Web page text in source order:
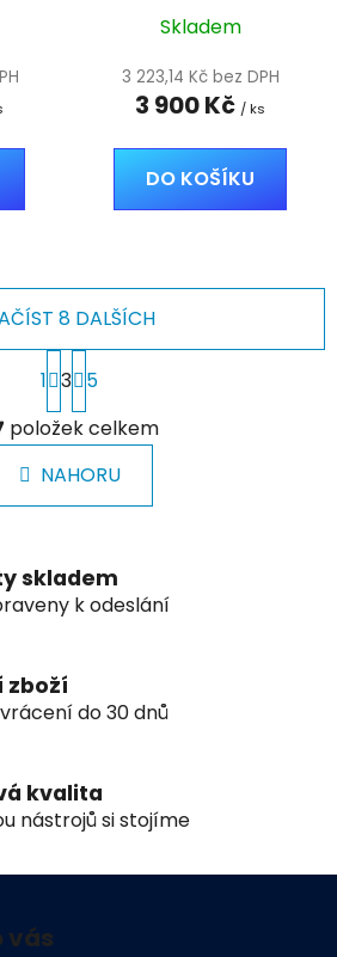
Skladem
3 223,14 Kč bez DPH
3 900 Kč / ks
DO KOŠÍKU
O
v
l
á
d
c
í
p
k
y
ý
p
i
u
8 DALŠÍCH
S
t
r
á
n
k
n
í
1 3 5
položek celkem
NAHORU
skladem
k odeslání
zboží
do 30 dnů
kvalita
nástrojů si stojíme
vás